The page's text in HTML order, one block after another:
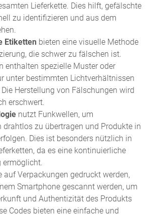
Lieferkette. Dies hilft, gefälschte
zu identifizieren und aus dem
Etiketten bieten eine visuelle Methode
die schwer zu fälschen ist.
enthalten spezielle Muster oder
unter bestimmten Lichtverhältnissen
Herstellung von Fälschungen wird
erschwert.
nutzt Funkwellen, um
drahtlos zu übertragen und Produkte in
Dies ist besonders nützlich in
da es eine kontinuierliche
ermöglicht.
auf Verpackungen gedruckt werden,
Smartphone gescannt werden, um
und Authentizität des Produkts
Codes bieten eine einfache und